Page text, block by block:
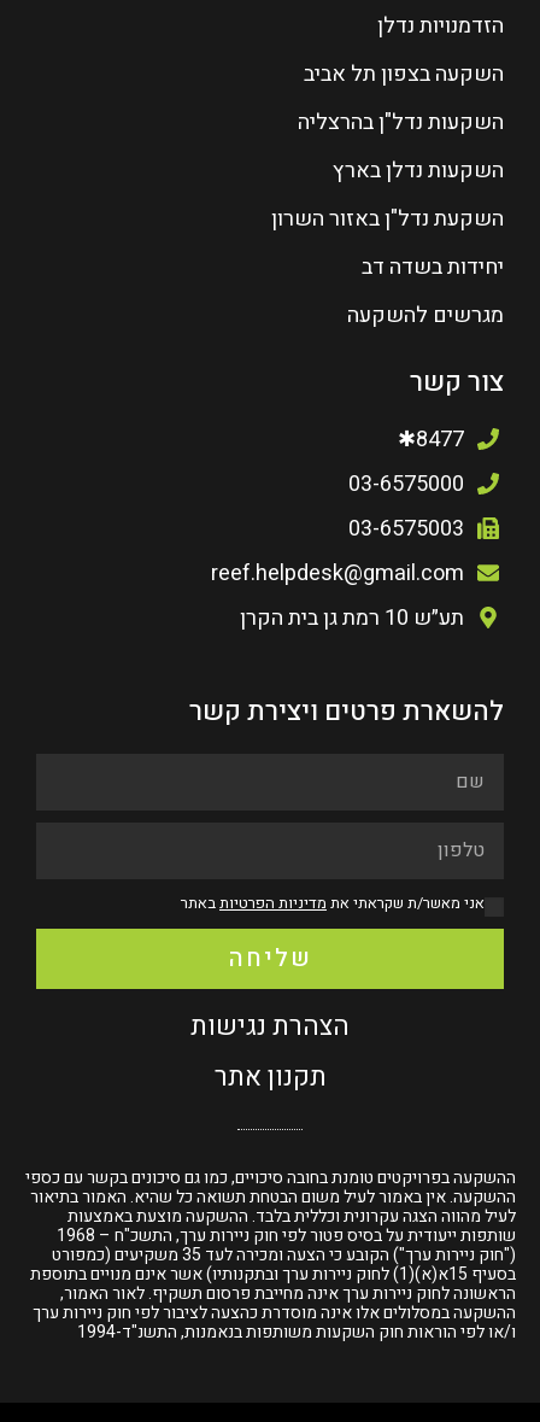
הזדמנויות נדלן
השקעה בצפון תל אביב
השקעות נדל"ן בהרצליה
השקעות נדלן בארץ
השקעת נדל"ן באזור השרון
יחידות בשדה דב
מגרשים להשקעה
צור קשר
8477✱
03-6575000
03-6575003
reef.helpdesk@gmail.com
תע״ש 10 רמת גן בית הקרן
להשארת פרטים ויצירת קשר
אני מאשר/ת שקראתי את מדיניות הפרטיותבאתר
שליחה
הצהרת נגישות
תקנון אתר
ההשקעה בפרויקטים טומנת בחובה סיכויים, כמו גם סיכונים בקשר עם כספי
ההשקעה. אין באמור לעיל משום הבטחת תשואה כל שהיא. האמור בתיאור
לעיל מהווה הצגה עקרונית וכללית בלבד. ההשקעה מוצעת באמצעות
שותפות ייעודית על בסיס פטור לפי חוק ניירות ערך, התשכ"ח – 1968
("חוק ניירות ערך") הקובע כי הצעה ומכירה לעד 35 משקיעים (כמפורט
בסעיף 15א(א)(1) לחוק ניירות ערך ובתקנותיו) אשר אינם מנויים בתוספת
הראשונה לחוק ניירות ערך אינה מחייבת פרסום תשקיף. לאור האמור,
ההשקעה במסלולים אלו אינה מוסדרת כהצעה לציבור לפי חוק ניירות ערך
ו/או לפי הוראות חוק השקעות משותפות בנאמנות, התשנ"ד-1994